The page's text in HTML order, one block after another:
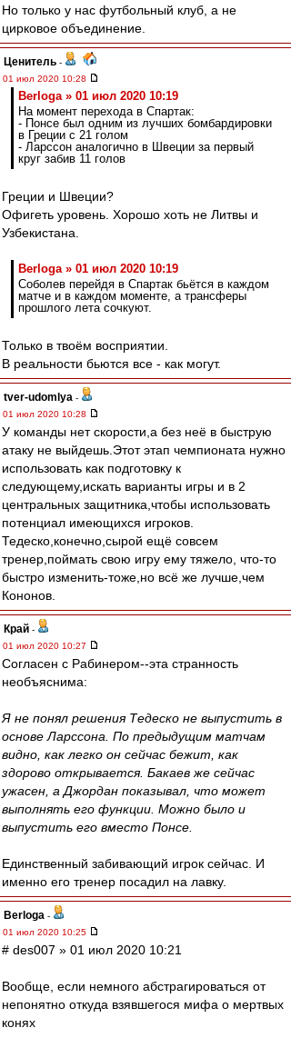
Но только у нас футбольный клуб, а не
цирковое объединение.
Ценитель -
01 июл 2020 10:28
Berloga » 01 июл 2020 10:19
На момент перехода в Спартак:
- Понсе был одним из лучших бомбардировки
в Греции с 21 голом
- Ларссон аналогично в Швеции за первый
круг забив 11 голов
Греции и Швеции?
Офигеть уровень. Хорошо хоть не Литвы и
Узбекистана.
Berloga » 01 июл 2020 10:19
Соболев перейдя в Спартак бьётся в каждом
матче и в каждом моменте, а трансферы
прошлого лета сочкуют.
Только в твоём восприятии.
В реальности бьются все - как могут.
tver-udomlya -
01 июл 2020 10:28
У команды нет скорости,а без неё в быструю
атаку не выйдешь.Этот этап чемпионата нужно
использовать как подготовку к
следующему,искать варианты игры и в 2
центральных защитника,чтобы использовать
потенциал имеющихся игроков.
Тедеско,конечно,сырой ещё совсем
тренер,поймать свою игру ему тяжело, что-то
быстро изменить-тоже,но всё же лучше,чем
Кононов.
Край -
01 июл 2020 10:27
Согласен с Рабинером--эта странность
необъяснима:
Я не понял решения Тедеско не выпустить в
основе Ларссона. По предыдущим матчам
видно, как легко он сейчас бежит, как
здорово открывается. Бакаев же сейчас
ужасен, а Джордан показывал, что может
выполнять его функции. Можно было и
выпустить его вместо Понсе.
Единственный забивающий игрок сейчас. И
именно его тренер посадил на лавку.
Berloga -
01 июл 2020 10:25
# des007 » 01 июл 2020 10:21
Вообще, если немного абстрагироваться от
непонятно откуда взявшегося мифа о мертвых
конях